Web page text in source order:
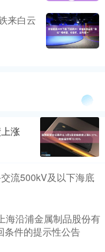
来白云
涨
流500kV及以下海底
海沿浦金属制品股份有
条件的提示性公告